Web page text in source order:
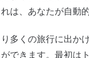
は、あなたが自動
多くの旅行に出か
できます。最初は